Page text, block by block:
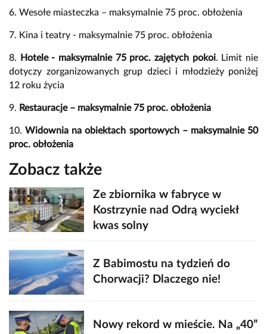
6. Wesołe miasteczka – maksymalnie 75 proc. obłożenia
7. Kina i teatry - maksymalnie 75 proc. obłożenia
8. Hotele - maksymalnie 75 proc. zajętych pokoi. Limit nie
dotyczy zorganizowanych grup dzieci i młodzieży poniżej
12 roku życia
9. Restauracje – maksymalnie 75 proc. obłożenia
10.Widownia na obiektach sportowych – maksymalnie 50
proc. obłożenia
Zobacz także
Ze zbiornika w fabryce w
Kostrzynie nad Odrą wyciekł
kwas solny
Z Babimostu na tydzień do
Chorwacji? Dlaczego nie!
Nowy rekord w mieście. Na „40”